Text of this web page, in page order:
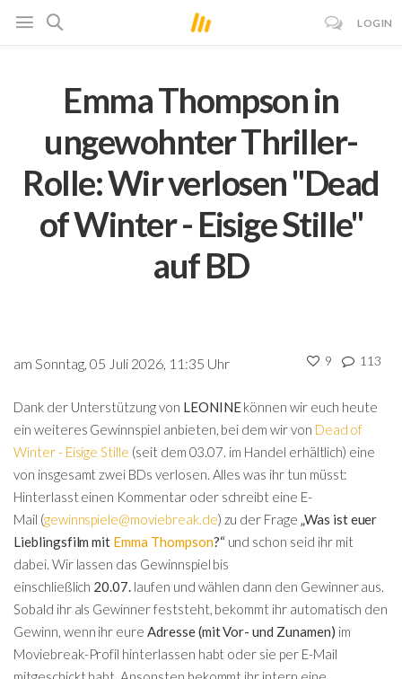
LOGIN
Emma Thompson in
ungewohnter Thriller-
Rolle: Wir verlosen "Dead
of Winter - Eisige Stille"
auf BD
am Sonntag, 05 Juli 2026, 11:35 Uhr 9 113
Dank der Unterstützung von LEONINEkönnen wir euch heute
ein weiteres Gewinnspiel anbieten, bei dem wir von Dead of
Winter - Eisige Stille (seit dem 03.07. im Handel erhältlich) eine
von insgesamt zwei BDs verlosen. Alles was ihr tun müsst:
Hinterlasst einen Kommentar oder schreibt eine E-
Mail (gewinnspiele@moviebreak.de) zu der Frage „Was ist euer
Lieblingsfilm mit Emma Thompson?“ und schon seid ihr mit
dabei. Wir lassen das Gewinnspiel bis
einschließlich 20.07. laufen und wählen dann den Gewinner aus.
Sobald ihr als Gewinner feststeht, bekommt ihr automatisch den
Gewinn, wenn ihr eure Adresse (mit Vor- und Zunamen) im
Moviebreak-Profil hinterlassen habt oder sie per E-Mail